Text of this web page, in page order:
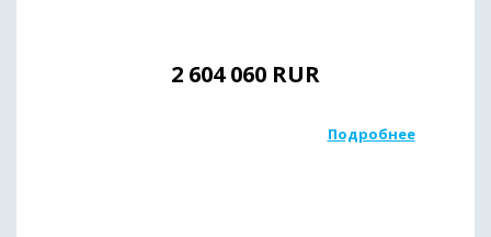
2 604 060 RUR
Подробнее